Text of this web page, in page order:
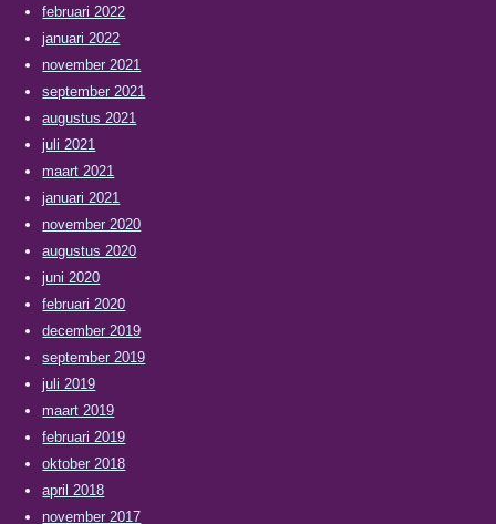
februari 2022
januari 2022
november 2021
september 2021
augustus 2021
juli 2021
maart 2021
januari 2021
november 2020
augustus 2020
juni 2020
februari 2020
december 2019
september 2019
juli 2019
maart 2019
februari 2019
oktober 2018
april 2018
november 2017